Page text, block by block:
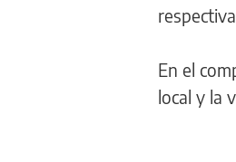
En el
local y la